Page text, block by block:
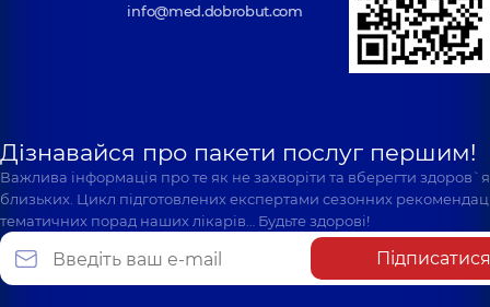
info@med.dobrobut.com
Дізнавайся про пакети послуг першим!
Важлива інформація про те як не захворіти та вберегти
близьких. Цикл підготовлених експертами сезонних
тематичних порад наших лікарів… Будьте здорові!
Підписатися